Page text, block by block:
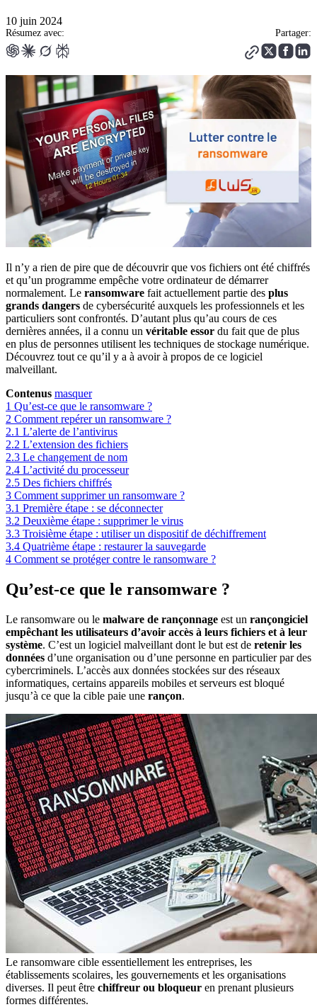
10 juin 2024
Résumez avec: Partager:
Il n’y a rien de pire que de découvrir que vos fichiers ont été chiffrés
et qu’un programme empêche votre ordinateur de démarrer
normalement. Le ransomware fait actuellement partie des plus
grands dangers de cybersécurité auxquels les professionnels et les
particuliers sont confrontés. D’autant plus qu’au cours de ces
dernières années, il a connu un véritable essor du fait que de plus
en plus de personnes utilisent les techniques de stockage numérique.
Découvrez tout ce qu’il y a à avoir à propos de ce logiciel
malveillant.
Contenus masquer
1 Qu’est-ce que le ransomware ?
2 Comment repérer un ransomware ?
2.1 L’alerte de l’antivirus
2.2 L’extension des fichiers
2.3 Le changement de nom
2.4 L’activité du processeur
2.5 Des fichiers chiffrés
3 Comment supprimer un ransomware ?
3.1 Première étape : se déconnecter
3.2 Deuxième étape : supprimer le virus
3.3 Troisième étape : utiliser un dispositif de déchiffrement
3.4 Quatrième étape : restaurer la sauvegarde
4 Comment se protéger contre le ransomware ?
Qu’est-ce que le ransomware ?
Le ransomware ou le malware de rançonnage est un rançongiciel
empêchant les utilisateurs d’avoir accès à leurs fichiers et à leur
système. C’est un logiciel malveillant dont le but est de retenir les
données d’une organisation ou d’une personne en particulier par des
cybercriminels. L’accès aux données stockées sur des réseaux
informatiques, certains appareils mobiles et serveurs est bloqué
jusqu’à ce que la cible paie une rançon.
Le ransomware cible essentiellement les entreprises, les
établissements scolaires, les gouvernements et les organisations
diverses. Il peut être chiffreur ou bloqueur en prenant plusieurs
formes différentes.